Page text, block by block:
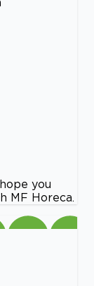
you
MF Horeca.